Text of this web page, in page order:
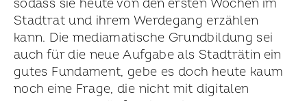
sodass sie heute von den ersten Wochen im
Stadtrat und ihrem Werdegang erzählen
kann. Die mediamatische Grundbildung sei
auch für die neue Aufgabe als Stadträtin ein
gutes Fundament, gebe es doch heute kaum
noch eine Frage, die nicht mit digitalen